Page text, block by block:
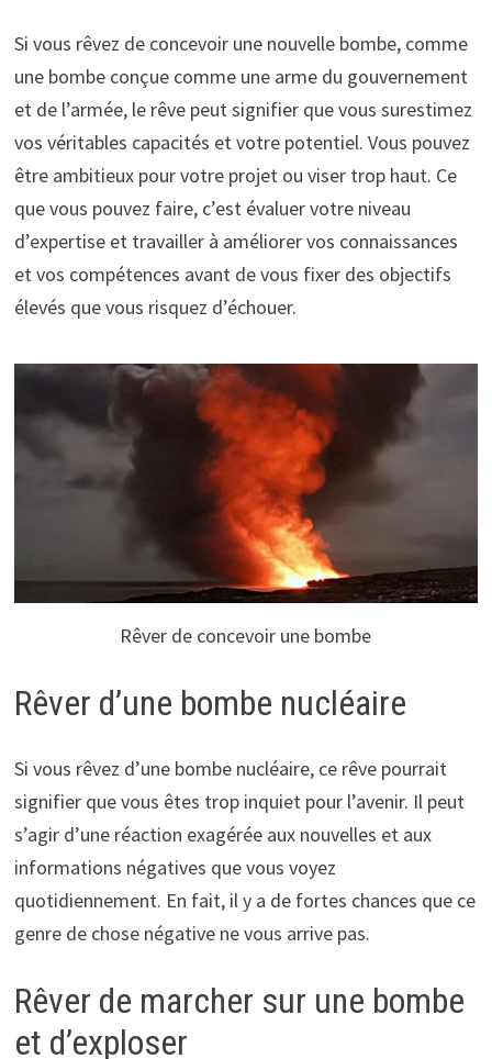
Si vous rêvez de concevoir une nouvelle bombe, comme
une bombe conçue comme une arme du gouvernement
et de l’armée, le rêve peut signifier que vous surestimez
vos véritables capacités et votre potentiel. Vous pouvez
être ambitieux pour votre projet ou viser trop haut. Ce
que vous pouvez faire, c’est évaluer votre niveau
d’expertise et travailler à améliorer vos connaissances
et vos compétences avant de vous fixer des objectifs
élevés que vous risquez d’échouer.
Rêver de concevoir une bombe
Rêver d’une bombe nucléaire
Si vous rêvez d’une bombe nucléaire, ce rêve pourrait
signifier que vous êtes trop inquiet pour l’avenir. Il peut
s’agir d’une réaction exagérée aux nouvelles et aux
informations négatives que vous voyez
quotidiennement. En fait, il y a de fortes chances que ce
genre de chose négative ne vous arrive pas.
Rêver de marcher sur une bombe
et d’exploser